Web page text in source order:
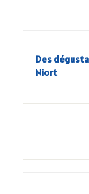
Des
Niort